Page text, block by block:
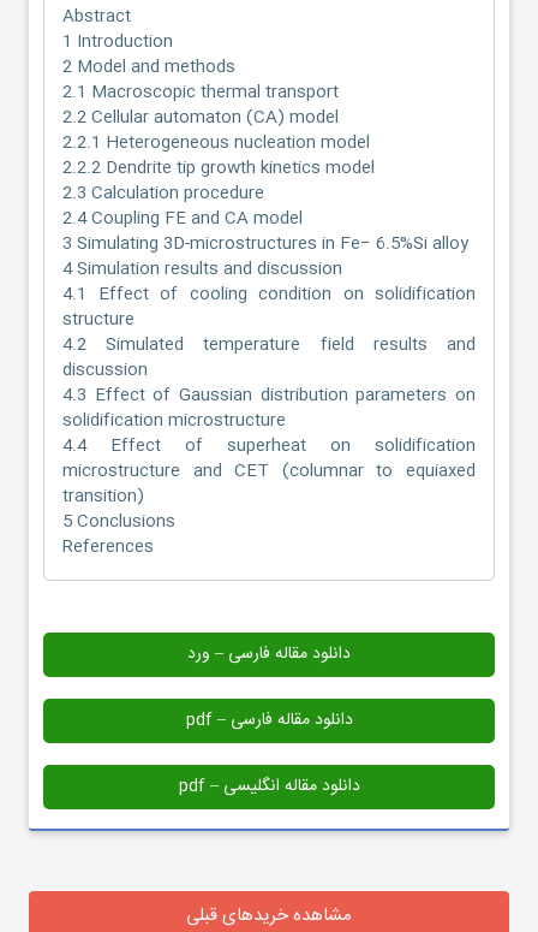
Abstract
1 Introduction
2 Model and methods
2.1 Macroscopic thermal transport
2.2 Cellular automaton (CA) model
2.2.1 Heterogeneous nucleation model
2.2.2 Dendrite tip growth kinetics model
2.3 Calculation procedure
2.4 Coupling FE and CA model
3 Simulating 3D-microstructures in Fe− 6.5%Si alloy
4 Simulation results and discussion
4.1 Effect of cooling condition on solidification
structure
4.2 Simulated temperature field results and
discussion
4.3 Effect of Gaussian distribution parameters on
solidification microstructure
4.4 Effect of superheat on solidification
microstructure and CET (columnar to equiaxed
transition)
5 Conclusions
References
دانلود مقاله فارسی – ورد
دانلود مقاله فارسی – pdf
دانلود مقاله انگلیسی – pdf
مشاهده خریدهای قبلی